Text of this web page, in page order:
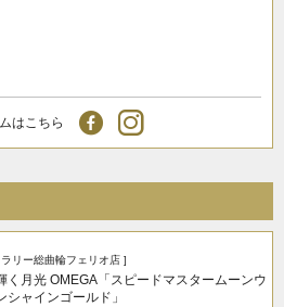
はこちら
リー総曲輪フェリオ店 ]
く月光 OMEGA「スピードマスタームーンウ
シャインゴールド」